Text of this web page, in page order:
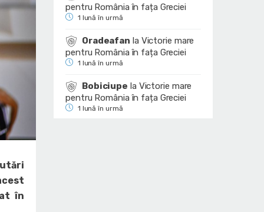
în
pentru România în fața Greciei
1 lună în urmă
Oradeafan la Victorie mare
pentru România în fața Greciei
1 lună în urmă
Bobiciupe la Victorie mare
pentru România în fața Greciei
1 lună în urmă